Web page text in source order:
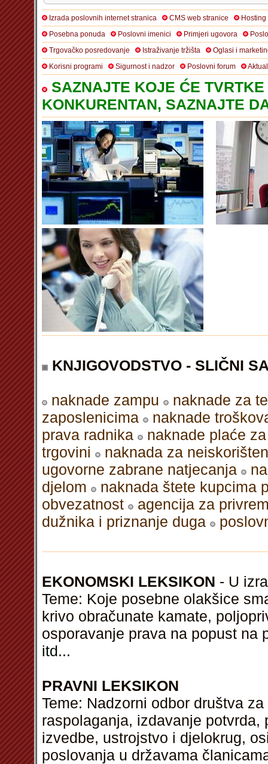
Izrada poslovnih internet stranica CMS web stranice
Posebna ponuda
Poslovni imenici Primjeri ugovora
Trgovačko posredovanje
Istraživanje tržišta
Oglasi i
Korisni programi
Sigurnost i nadzor Poslovni forum
SAZNAJTE KOJE ĆE
KONKURENTAN, SAZNAJTE
KNJIGOVODSTVO - SLIČNI
naknade zampu
naknade za
zaposlenicima
naknade
prava radnika
naknade plaće
trgovini
naknada za
ugovorne zabrane natjecanja
djelom
naknada štete kupcima
obvezatnost
agencija za
dužnika i priznanje duga
EKONOMSKI LEKSIKON - U
Teme: Koje posebne olakšice
krivo obračunate kamate,
osporavanje prava na popust na
itd...
PRAVNI LEKSIKON
Teme: Nadzorni odbor društva
raspolaganja, izdavanje
izvedbe, ustrojstvo i djelokrug,
poslovanja u državama